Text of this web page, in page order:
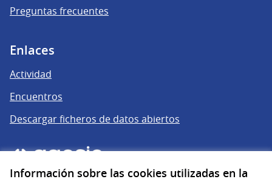
Información sobre las cookies utilizadas en la
Preguntas frecuentes
Enlaces
Actividad
Encuentros
Descargar ficheros de datos abiertos